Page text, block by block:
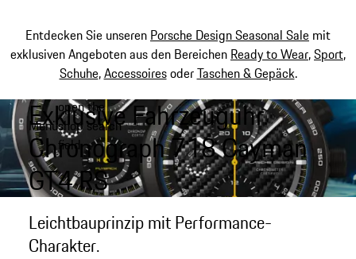
Entdecken Sie unseren Porsche Design Seasonal Sale mit
exklusiven Angeboten aus den Bereichen Ready to Wear,Sport,
Schuhe,AccessoiresoderTaschen & Gepäck.
Zum
Hauptinhalt
springen
Menü
open the
shop search
field
My shopping bag, 0
Exklusive Fahrzeuguhr.
Chronograph 718 Cayman
GT4 RS
Leichtbauprinzip mit Performance-
Charakter.